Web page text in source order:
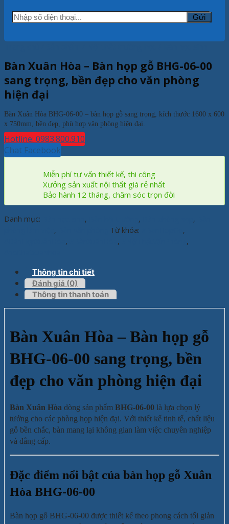
Bàn Xuân Hòa – Bàn họp gỗ BHG-06-00
sang trọng, bền đẹp cho văn phòng
hiện đại
Bàn Xuân Hòa BHG-06-00 – bàn họp gỗ sang trọng, kích thước 1600 x 600
x 750mm, bền đẹp, phù hợp văn phòng hiện đại.
Hotline: 0983.800.910
Chat Facebook
Miễn phí tư vấn thiết kế, thi công
Xưởng sản xuất nội thất giá rẻ nhất
Bảo hành 12 tháng, chăm sóc trọn đời
Danh mục: , , ,
, Từ khóa:
,
, ,
,
Thông tin chi tiết
Đánh giá (0)
Thông tin thanh toán
Bàn Xuân Hòa – Bàn họp gỗ
BHG-06-00 sang trọng, bền
đẹp cho văn phòng hiện đại
Bàn Xuân Hòa dòng sản phẩm BHG-06-00 là lựa chọn lý
tưởng cho các phòng họp hiện đại. Với thiết kế tinh tế, chất liệu
gỗ bền chắc, bàn mang lại không gian làm việc chuyên nghiệp
và đẳng cấp.
Đặc điểm nổi bật của bàn họp gỗ Xuân
Hòa BHG-06-00
Bàn họp gỗ BHG-06-00 được thiết kế theo phong cách tối giản